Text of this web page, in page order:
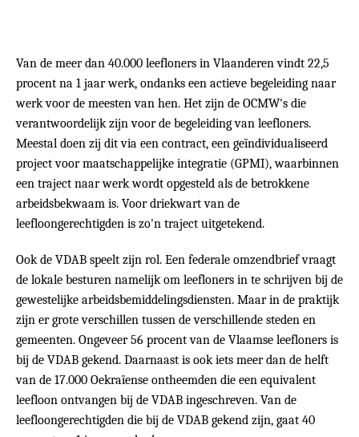
Van de meer dan 40.000 leefloners in Vlaanderen vindt 22,5
procent na 1 jaar werk, ondanks een actieve begeleiding naar
werk voor de meesten van hen. Het zijn de OCMW's die
verantwoordelijk zijn voor de begeleiding van leefloners.
Meestal doen zij dit via een contract, een geïndividualiseerd
project voor maatschappelijke integratie (GPMI), waarbinnen
een traject naar werk wordt opgesteld als de betrokkene
arbeidsbekwaam is. Voor driekwart van de
leefloongerechtigden is zo'n traject uitgetekend.
Ook de VDAB speelt zijn rol. Een federale omzendbrief vraagt
de lokale besturen namelijk om leefloners in te schrijven bij de
gewestelijke arbeidsbemiddelingsdiensten. Maar in de praktijk
zijn er grote verschillen tussen de verschillende steden en
gemeenten. Ongeveer 56 procent van de Vlaamse leefloners is
bij de VDAB gekend. Daarnaast is ook iets meer dan de helft
van de 17.000 Oekraïense ontheemden die een equivalent
leefloon ontvangen bij de VDAB ingeschreven. Van de
leefloongerechtigden die bij de VDAB gekend zijn, gaat 40